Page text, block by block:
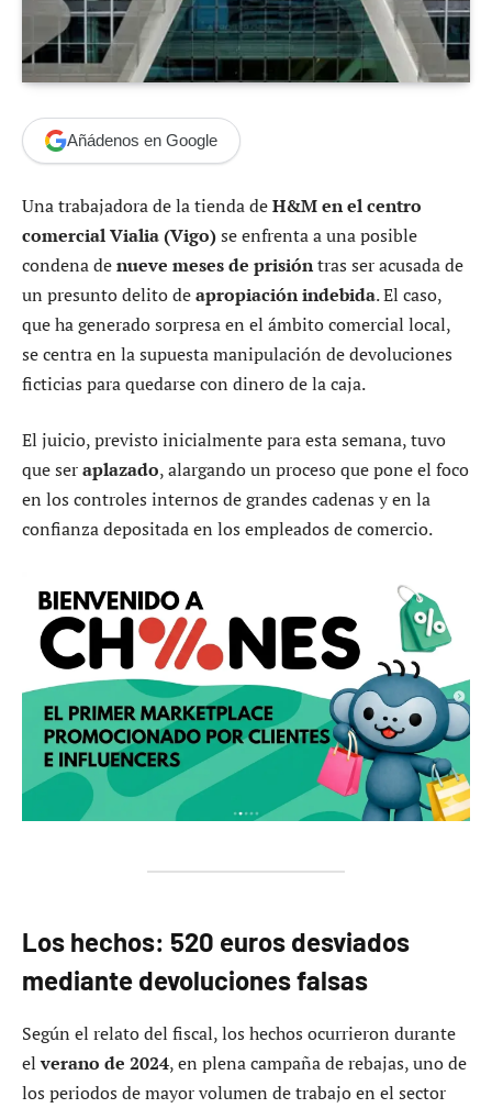
Añádenos en Google
Una trabajadora de la tienda deH&M en el centro
comercial Vialia (Vigo)se enfrenta a una posible
condena denueve meses de prisióntras ser acusada de
un presunto delito deapropiación indebida. El caso,
que ha generado sorpresa en el ámbito comercial local,
se centra en la supuesta manipulación de devoluciones
ficticias para quedarse con dinero de la caja.
El juicio, previsto inicialmente para esta semana, tuvo
que seraplazado, alargando un proceso que pone el foco
en los controles internos de grandes cadenas y en la
confianza depositada en los empleados de comercio.
Los hechos: 520 euros desviados
mediante devoluciones falsas
Según el relato del fiscal, los hechos ocurrieron durante
elverano de 2024, en plena campaña de rebajas, uno de
los periodos de mayor volumen de trabajo en el sector